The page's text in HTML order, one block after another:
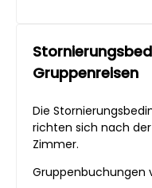
Gruppenreisen
Die
richten sich nach
Zimmer.
Gruppenbuchungen